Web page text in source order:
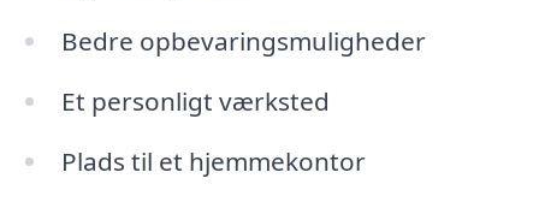
Bedre opbevaringsmuligheder
Et personligt værksted
Plads til et hjemmekontor